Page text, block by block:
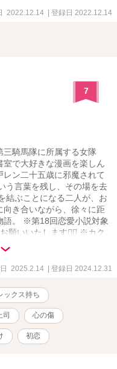
2022.12.14 | 登録日 2022.12.14
7
三騎馬隊に所属する女隊
で大好きな漫画を楽しん
ン二十五歳に邪魔されて
う言葉を残し、その場を去
結ぶことになる二人が、お
き合いながら、徐々に距
語。 ※第18回恋愛小説対象
お願いいたします🙇‍♀️ ※カク
して、こちらはその内容
ーリーに変更はありませ
日 2025.2.14 | 登録日 2024.12.31
ックス持ち
司 心の傷
初恋